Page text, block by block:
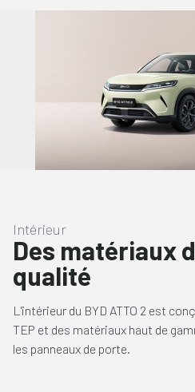
Intérieur
Des matériaux
qualité
L'intérieur du BYD ATTO 2 est
TEP et des matériaux haut de
les panneaux de porte.